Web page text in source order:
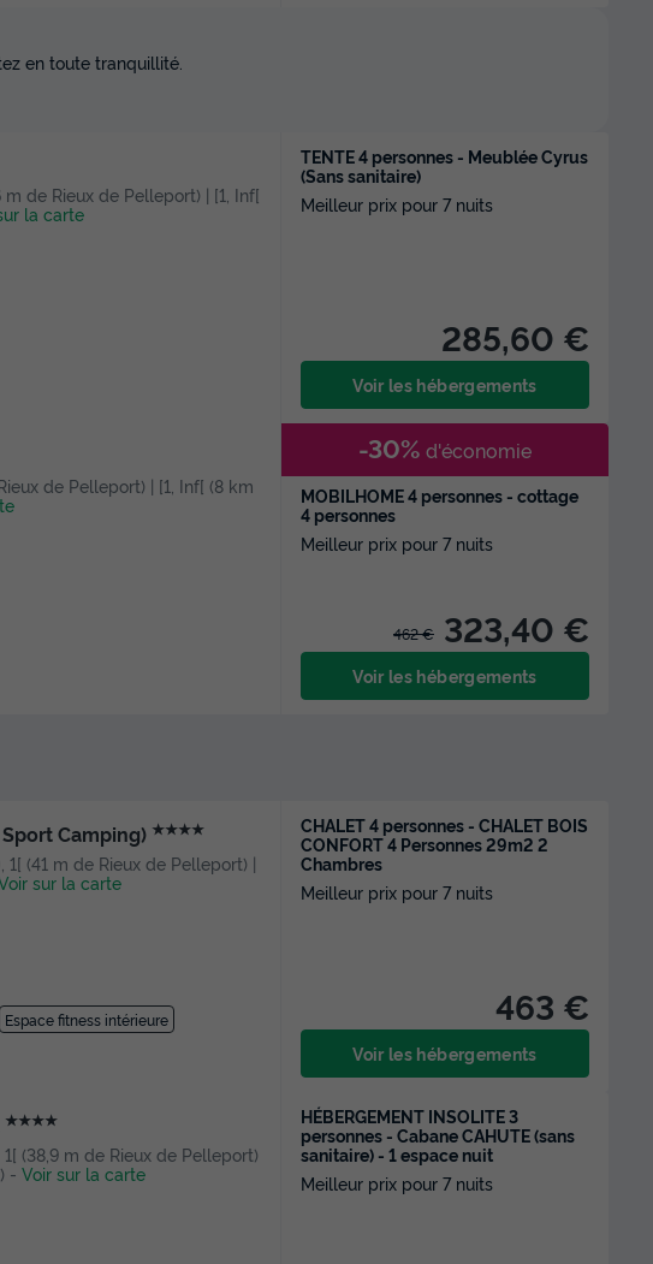
m de Rieux de Pelleport) | [1, Inf[
la carte
TENTE 4 personnes - Meublée Cyrus
(Sans sanitaire)
Meilleur prix pour 7 nuits
285,60 €
Voir les hébergements
de Pelleport) | [1, Inf[ (8 km
MOBILHOME 4 personnes - cottage
4 personnes
Meilleur prix pour 7 nuits
462 € 323,40 €
-30% d'économie
Voir les hébergements
Camping) ★★★★
1[ (41 m de Rieux de Pelleport) |
sur la carte
Espace fitness intérieure
CHALET 4 personnes - CHALET BOIS
CONFORT 4 Personnes 29m2 2
Chambres
Meilleur prix pour 7 nuits
463 €
Voir les hébergements
★★★★
1[ (38,9 m de Rieux de Pelleport)
- Voir sur la carte
HÉBERGEMENT INSOLITE 3
personnes - Cabane CAHUTE (sans
sanitaire) - 1 espace nuit
Meilleur prix pour 7 nuits
en toute tranquillité.